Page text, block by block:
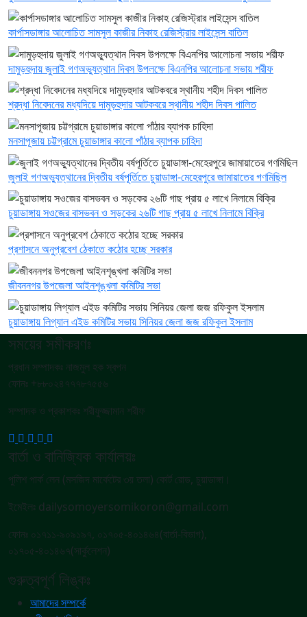
কার্পাসডাঙ্গার আলোচিত সামসুল কাজীর নিকাহ রেজিস্ট্রার লাইসেন্স বাতিল
দামুড়হুদায় জুলাই গণঅভ্যুত্থান দিবস উপলক্ষে বিএনপির আলোচনা সভায় শরীফ
শ্রদ্ধা নিবেদনের মধ্যদিয়ে দামুড়হুদার আটকবরে স্থানীয় শহীদ দিবস পালিত
মনসাপূজায় চট্টগ্রামে চুয়াডাঙ্গার কালো পাঁঠার ব্যাপক চাহিদা
জুলাই গণঅভ্যুত্থানের দ্বিতীয় বর্ষপূর্তিতে চুয়াডাঙ্গা-মেহেরপুরে জামায়াতের গণমিছিল
চুয়াডাঙ্গায় সওজের বাসভবন ও সড়কের ২৬টি গাছ প্রায় ৫ লাখে নিলামে বিক্রি
প্রশাসনে অনুপ্রবেশ ঠেকাতে কঠোর হচ্ছে সরকার
জীবননগর উপজেলা আইনশৃঙ্খলা কমিটির সভা
চুয়াডাঙ্গায় লিগ্যাল এইড কমিটির সভায় সিনিয়র জেলা জজ রফিকুল ইসলাম
সময়ের সমীকরণঃ
প্রধান সম্পাদকঃ নাজমুল হক স্বপন
ফোনঃ +৮৮০২৪৭৭৭৮৭৫৫৬
সম্পাদক ও প্রকাশকঃ শরীফুজ্জামান শরীফ
বার্তা ও বানিজ্যিক কার্যালয়ঃ
পুলিশ পার্ক লেন (মসজিদ মার্কেটের ৩য় তলা) কোর্ট রোড, চুয়াডাঙ্গা।
ইমেইলঃ dailysomoyersomikoron@gmail.com
ফোনঃ ০১৭১১-৯০৯১৯৭, ০১৭০৫-৪০১৪৬৪(বার্তা-বিভাগ),
০১৭০৫-৪০১৪৬৭(সার্কুলেশন)
গুরুত্বপূর্ণ লিঙ্কঃ
আমাদের সম্পর্কে